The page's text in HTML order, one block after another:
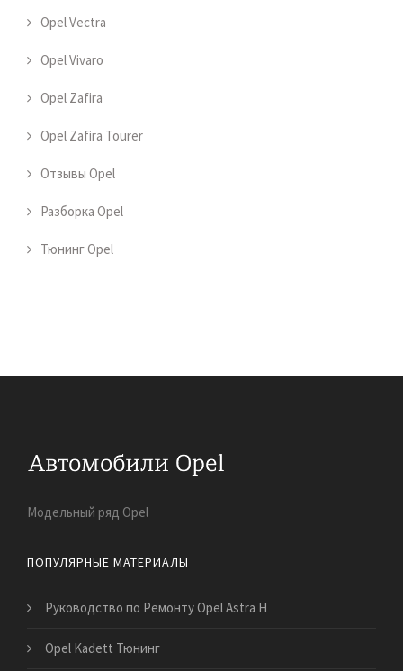
Opel Vectra
Opel Vivaro
Opel Zafira
Opel Zafira Tourer
Отзывы Opel
Разборка Opel
Тюнинг Opel
Модельный ряд Opel
ПОПУЛЯРНЫЕ МАТЕРИАЛЫ
Руководство по Ремонту Opel Astra H
Opel Kadett Тюнинг